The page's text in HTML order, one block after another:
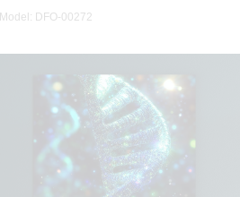
Model: DFO-00272